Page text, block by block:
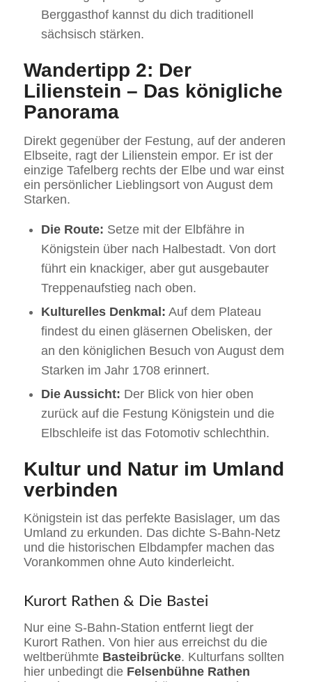
Berggasthof kannst du dich traditionell
sächsisch stärken.
Wandertipp 2: Der
Lilienstein – Das königliche
Panorama
Direkt gegenüber der Festung, auf der anderen
Elbseite, ragt der Lilienstein empor. Er ist der
einzige Tafelberg rechts der Elbe und war einst
ein persönlicher Lieblingsort von August dem
Starken.
Die Route: Setze mit der Elbfähre in
Königstein über nach Halbestadt. Von dort
führt ein knackiger, aber gut ausgebauter
Treppenaufstieg nach oben.
Kulturelles Denkmal: Auf dem Plateau
findest du einen gläsernen Obelisken, der
an den königlichen Besuch von August dem
Starken im Jahr 1708 erinnert.
Die Aussicht: Der Blick von hier oben
zurück auf die Festung Königstein und die
Elbschleife ist das Fotomotiv schlechthin.
Kultur und Natur im Umland
verbinden
Königstein ist das perfekte Basislager, um das
Umland zu erkunden. Das dichte S-Bahn-Netz
und die historischen Elbdampfer machen das
Vorankommen ohne Auto kinderleicht.
Kurort Rathen & Die Bastei
Nur eine S-Bahn-Station entfernt liegt der
Kurort Rathen. Von hier aus erreichst du die
weltberühmte Basteibrücke. Kulturfans sollten
hier unbedingt die Felsenbühne Rathen